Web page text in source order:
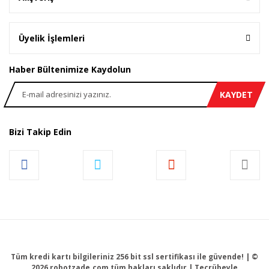
Üyelik İşlemleri
Haber Bültenimize Kaydolun
KAYDET
Bizi Takip Edin
Tüm kredi kartı bilgileriniz 256 bit ssl sertifikası ile güvende! | ©